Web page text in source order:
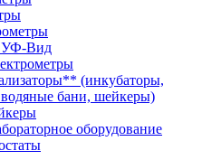
УФ-Вид
(инкубаторы,
бани, шейкеры)
оборудование